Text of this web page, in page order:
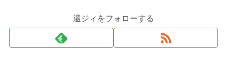
還ジィをフォローする